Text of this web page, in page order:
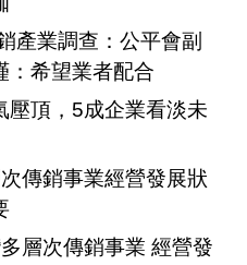
產業調查：公平會副
：希望業者配合
壓頂，5成企業看淡未
傳銷事業經營發展狀
次傳銷事業 經營發